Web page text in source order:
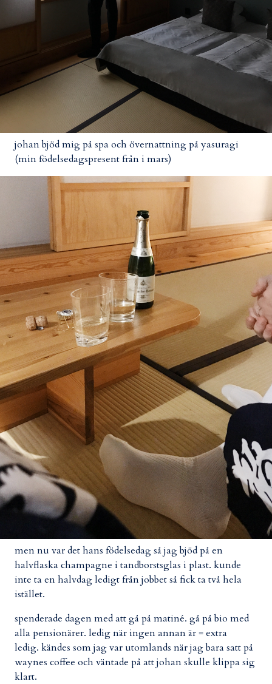
johan bjöd mig på spa och övernattning på yasuragi
(min födelsedagspresent från i mars)
men nu var det hans födelsedag så jag bjöd på en
halvflaska champagne i tandborstsglas i plast. kunde
inte ta en halvdag ledigt från jobbet så fick ta två hela
istället.
spenderade dagen med att gå på matiné. gå på bio med
alla pensionärer. ledig när ingen annan är = extra
ledig. kändes som jag var utomlands när jag bara satt på
waynes coffee och väntade på att johan skulle klippa sig
klart.